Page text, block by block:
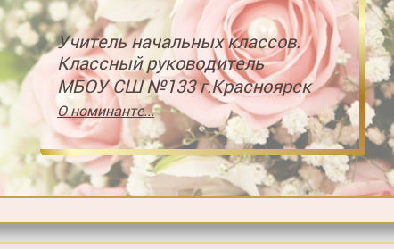
Учитель начальных классов.
Классный руководитель
МБОУ СШ №133 г.Красноярск
О номинанте...